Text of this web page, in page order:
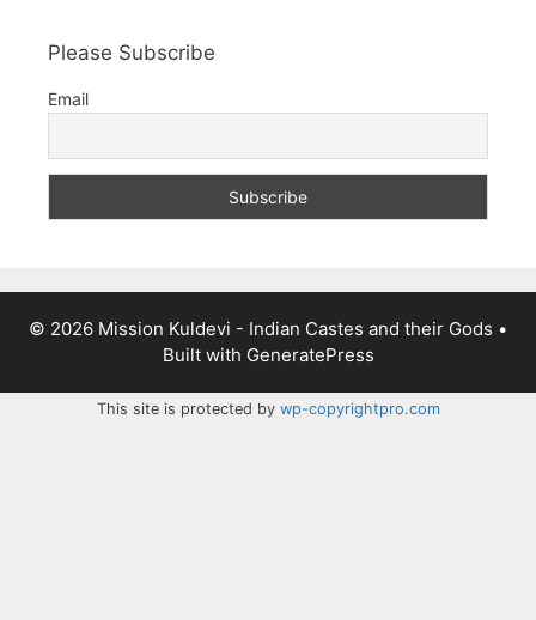
Please Subscribe
Email
© 2026 Mission Kuldevi - Indian Castes and their Gods •
Built with GeneratePress
This site is protected by wp-copyrightpro.com